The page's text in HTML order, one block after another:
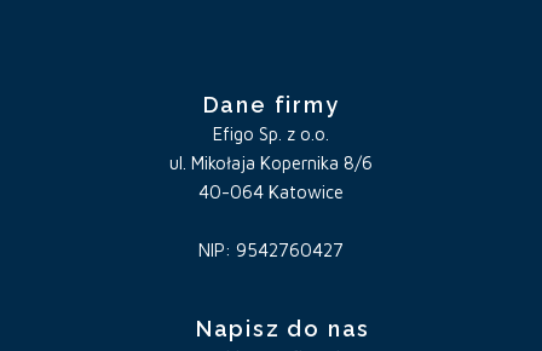
Napisz do nas
Dane firmy
Efigo Sp. z o.o.
ul. Mikołaja Kopernika 8/6
40-064 Katowice
NIP: 9542760427